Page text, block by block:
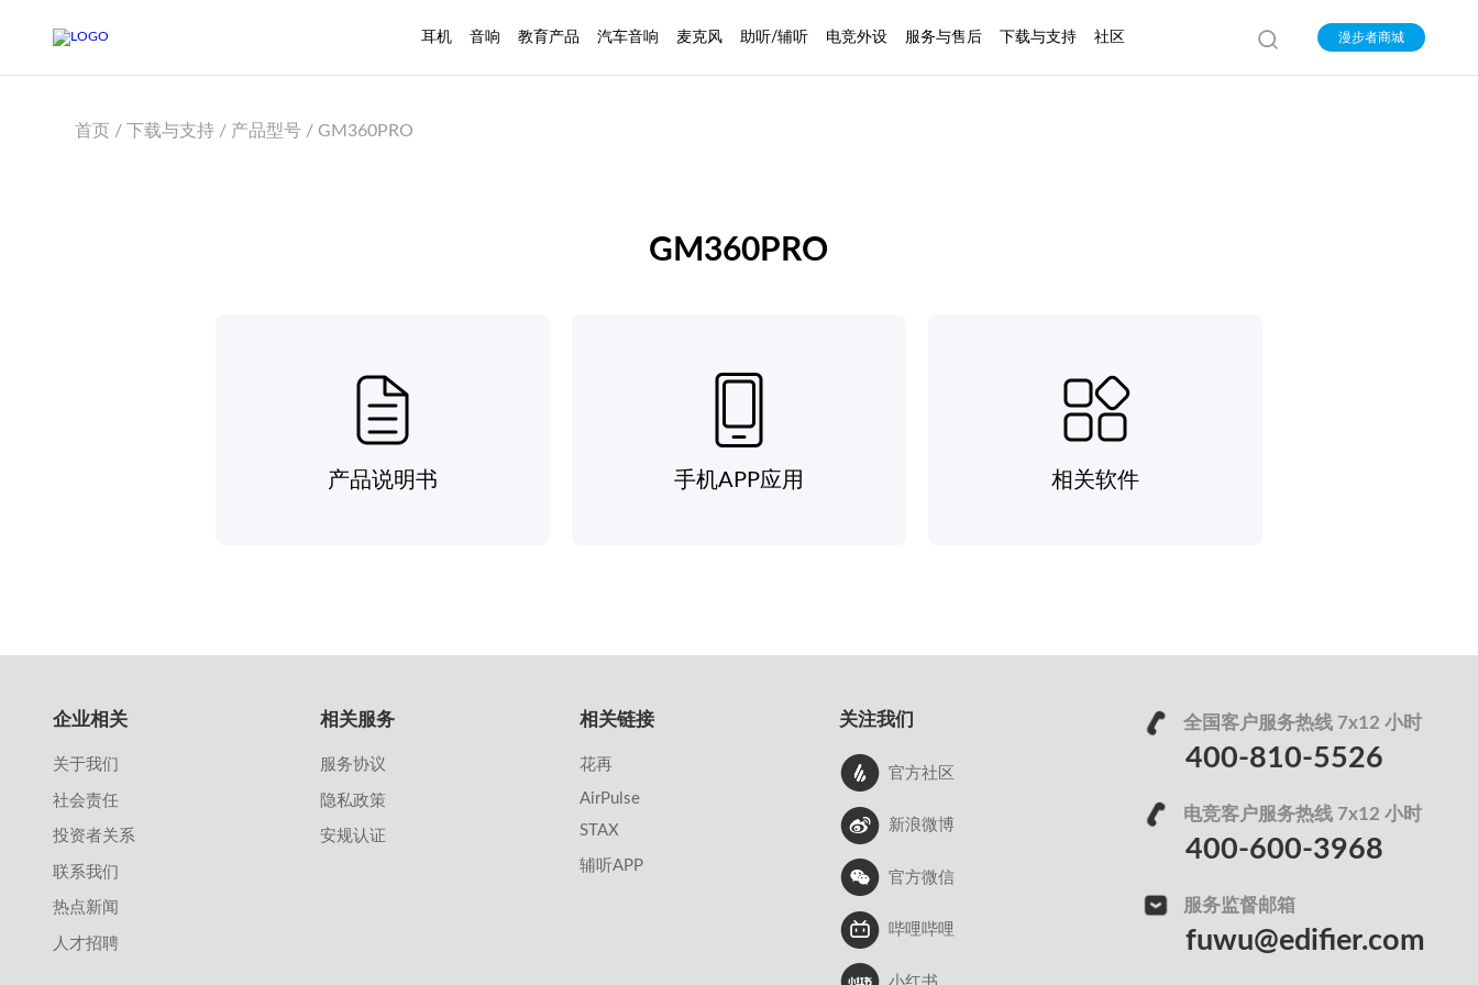
耳机 音响 教育产品 汽车音响 麦克风 助听/辅听 电竞外设 服务与售后 下载与支持 社区 漫步者商城
首页 / 下载与支持 / 产品型号 / GM360PRO
GM360PRO
产品说明书 手机APP应用 相关软件
企业相关
关于我们
社会责任
投资者关系
联系我们
热点新闻
人才招聘
相关服务
服务协议
隐私政策
安规认证
相关链接
花再
AirPulse
STAX
辅听APP
关注我们
官方社区
新浪微博
官方微信
哔哩哔哩
全国客户服务热线 7x12 小时
400-810-5526
电竞客户服务热线 7x12 小时
400-600-3968
服务监督邮箱
fuwu@edifier.com